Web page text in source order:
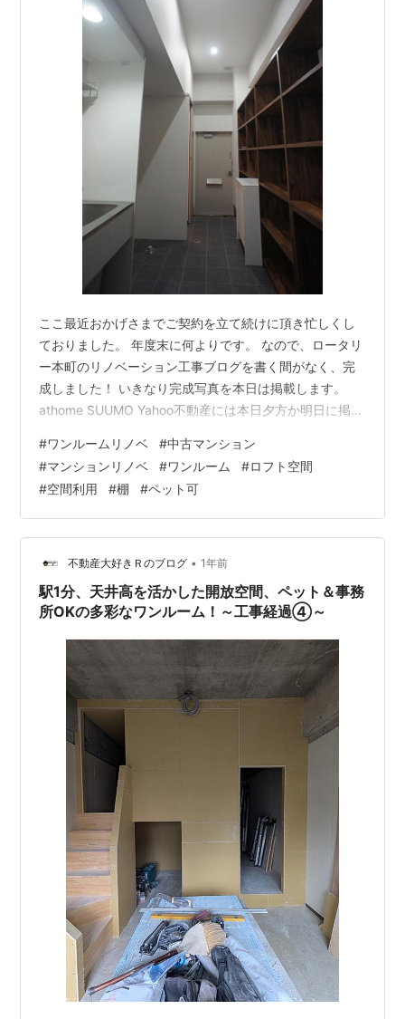
ここ最近おかげさまでご契約を立て続けに頂き忙しくし
ておりました。 年度末に何よりです。 なので、ロータリ
ー本町のリノベーション工事ブログを書く間がなく、完
成しました！ いきなり完成写真を本日は掲載します。
athome SUUMO Yahoo不動産には本日夕方か明日に掲載
ます。 それは嬉しいことです。 では早速写真を一部掲載
します。 リノベーションの解説は4月に入ってじっくり
解説していきますのでお楽しみに。 こちらの物件は売買
物件となりますし、一つしかありません。 早く購入希望
を出された方で決まってしまうことがありますのでご注
意ください。 室…
#ワンルームリノベ #中古マンション
#マンションリノベ #ワンルーム #ロフト空間
#空間利用 #棚 #ペット可
不動産大好きＲのブログ • 1年前
駅1分、天井高を活かした開放空間、ペット＆事務
所OKの多彩なワンルーム！～工事経過④～